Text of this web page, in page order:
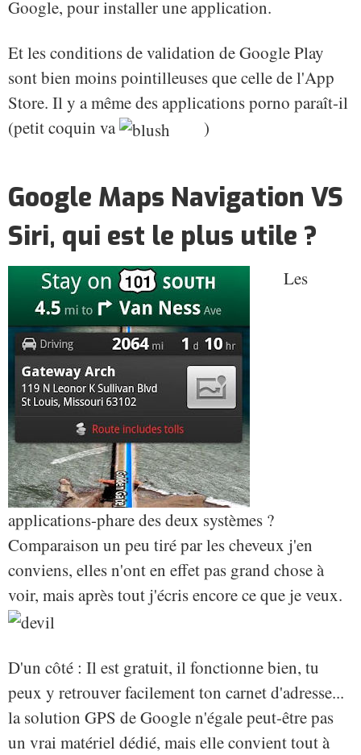
Google, pour installer une application.
Et les conditions de validation de Google Play
sont bien moins pointilleuses que celle de l'App
Store. Il y a même des applications porno paraît-il
(petit coquin va
)
Google Maps Navigation VS
Siri, qui est le plus utile ?
Les
applications-phare des deux systèmes ?
Comparaison un peu tiré par les cheveux j'en
conviens, elles n'ont en effet pas grand chose à
voir, mais après tout j'écris encore ce que je veux.
D'un côté : Il est gratuit, il fonctionne bien, tu
peux y retrouver facilement ton carnet d'adresse...
la solution GPS de Google n'égale peut-être pas
un vrai matériel dédié, mais elle convient tout à